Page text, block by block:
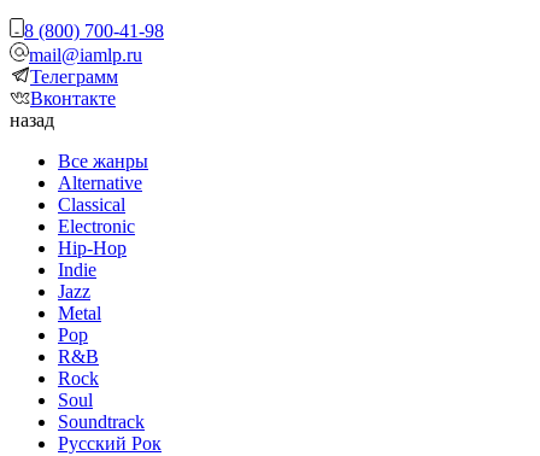
8 (800) 700-41-98
mail@iamlp.ru
Телеграмм
Вконтакте
назад
Все жанры
Alternative
Classical
Electronic
Hip-Hop
Indie
Jazz
Metal
Pop
R&B
Rock
Soul
Soundtrack
Русский Рок